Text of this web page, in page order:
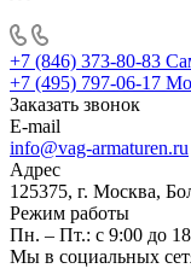
+7 (846) 373-80-83
+7 (495) 797-06-17
Заказать звонок
E-mail
info@vag-armaturen.ru
Адрес
125375, г. Москва,
Режим работы
Пн. – Пт.: с 9:00 до
Мы в социальных